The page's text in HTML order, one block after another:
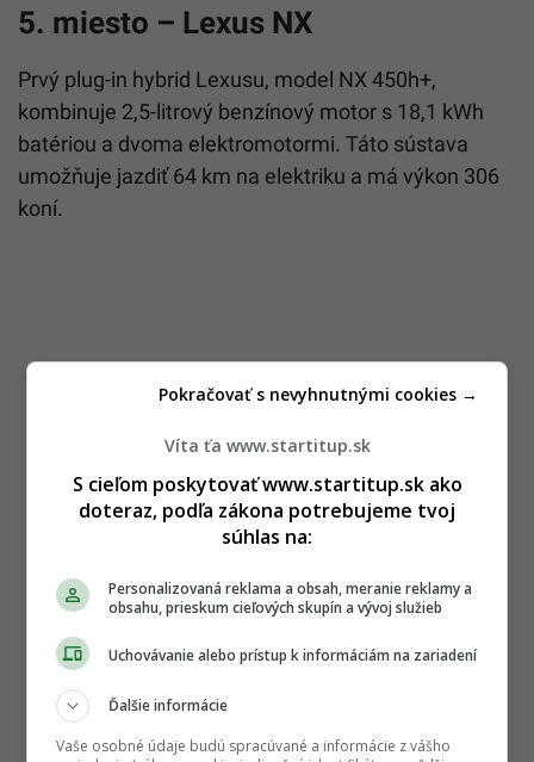
5. miesto – Lexus NX
Prvý plug-in hybrid Lexusu, model NX 450h+,
kombinuje 2,5-litrový benzínový motor s 18,1 kWh
batériou a dvoma elektromotormi. Táto sústava
umožňuje jazdiť 64 km na elektriku a má výkon 306
koní.
Víta ťa www.startitup.sk
S cieľom poskytovať www.startitup.sk ako
doteraz, podľa zákona potrebujeme tvoj
súhlas na:
Personalizovaná reklama a obsah, meranie reklamy a
obsahu, prieskum cieľových skupín a vývoj služieb
Uchovávanie alebo prístup k informáciám na zariadení
Ďalšie informácie
Vaše osobné údaje budú spracúvané a informácie z vášho
Pokračovať s nevyhnutnými cookies →